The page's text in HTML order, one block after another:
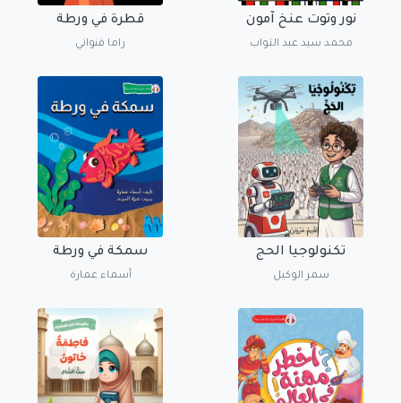
نور وتوت عنخ آمون
محمد سيد عبد التواب
قطرة في ورطة
راما قنواتي
تكنولوجيا الحج
سمر الوكيل
سمكة في ورطة
أسماء عمارة